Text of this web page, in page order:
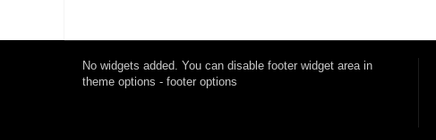
No widgets added. You can disable footer widget area in
theme options - footer options